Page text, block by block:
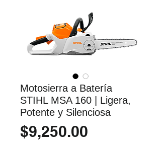
Motosierra a Batería
STIHL MSA 160 | Ligera,
Potente y Silenciosa
$9,250.00